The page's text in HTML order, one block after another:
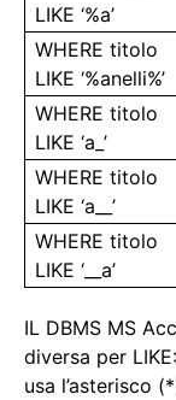
LIKE ‘%a’
WHERE titolo
LIKE ‘%anelli%’
WHERE titolo
LIKE ‘a_’
WHERE titolo
LIKE ‘a__’
WHERE titolo
LIKE ‘__a’
IL DBMS MS
diversa per
usa l’asterisco